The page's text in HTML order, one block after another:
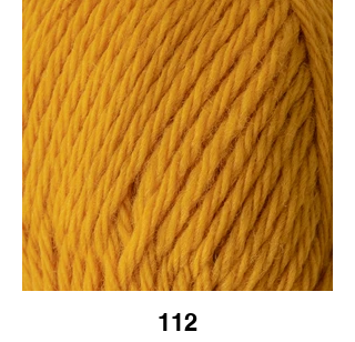
112